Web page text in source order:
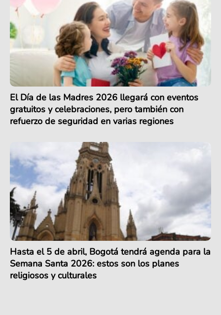
El Día de las Madres 2026 llegará con eventos
gratuitos y celebraciones, pero también con
refuerzo de seguridad en varias regiones
Hasta el 5 de abril, Bogotá tendrá agenda para la
Semana Santa 2026: estos son los planes
religiosos y culturales